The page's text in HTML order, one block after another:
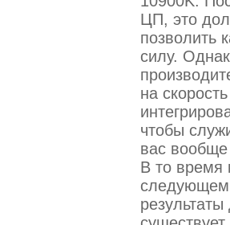
ЦП, это
позволить
силу.
на
чтобы
вас вообще
В то время
следующем